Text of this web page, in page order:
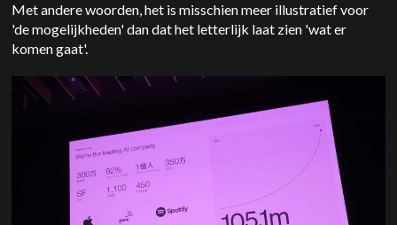
Met andere woorden, het is misschien meer illustratief voor
'de mogelijkheden' dan dat het letterlijk laat zien 'wat er
komen gaat'.